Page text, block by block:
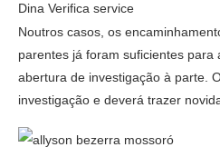
Dina Verifica service
Noutros casos, os
parentes já foram suficientes
abertura de investigação à parte.
investigação e deverá trazer